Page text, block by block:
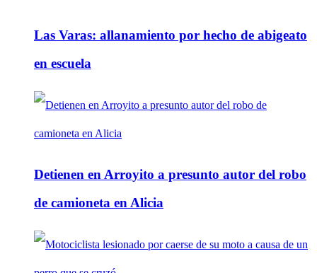
Las Varas: allanamiento por hecho de abigeato
en escuela
Detienen en Arroyito a presunto autor del robo
de camioneta en Alicia